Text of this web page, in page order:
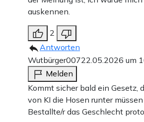
auskennen.
2
Antworten
Wutbürger00722.05.2026 um
Melden
Kommt sicher bald ein Gesetz,
von KI die Hosen runter
Bestallte/r das Geschlecht